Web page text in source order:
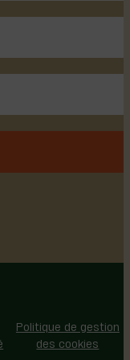
Politique de gestion
des cookies